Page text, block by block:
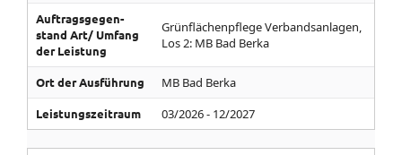
Auf­trags­gegen­
stand­ Art/­ Umfang
der Leistung
Grünflächenpflege Verbandsanlagen,
Los 2: MB Bad Berka
Ort der Aus­führung MB Bad Berka
Leistungs­zeitraum 03/2026 - 12/2027